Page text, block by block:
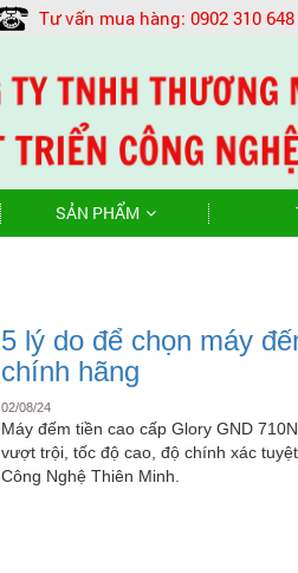
Tư vấn mua hàng: 0902 310 648
SẢN PHẨM
5 lý do để chọn máy
chính hãng
02/08/24
Máy đếm tiền cao cấp Glory GND
vượt trội, tốc độ cao, độ chính xác
Công Nghệ Thiên Minh.